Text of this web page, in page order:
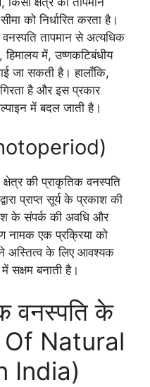
को निर्धारित करता है।
तापमान से अत्यधिक
हिमालय में, उष्णकटिबंधीय
जा सकती है। हालाँकि,
है और इस प्रकार
में बदल जाती है।
की प्राकृतिक वनस्पति
प्राप्त सूर्य के प्रकाश की
के संपर्क की अवधि और
नामक एक प्रक्रिया को
अस्तित्व के लिए आवश्यक
सक्षम बनाती है।
वनस्पति के
Of Natural
India)